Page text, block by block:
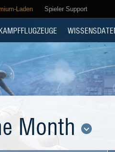
Laden Spieler Support
Month